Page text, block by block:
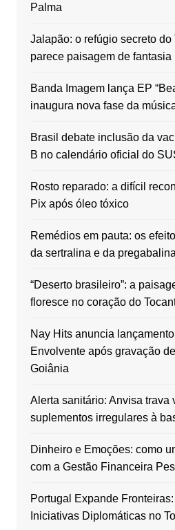
Palma
Jalapão: o refúgio secreto do
parece paisagem de fantasia
Banda Imagem lança EP
inaugura nova fase da
Brasil debate inclusão da
B no calendário oficial do
Rosto reparado: a difícil
Pix após óleo tóxico
Remédios em pauta: os
da sertralina e da pregabalina
“Deserto brasileiro”: a
floresce no coração do
Nay Hits anuncia
Envolvente após gravação
Goiânia
Alerta sanitário: Anvisa trava
suplementos irregulares à
Dinheiro e Emoções: como
com a Gestão Financeira
Portugal Expande
Iniciativas Diplomáticas no